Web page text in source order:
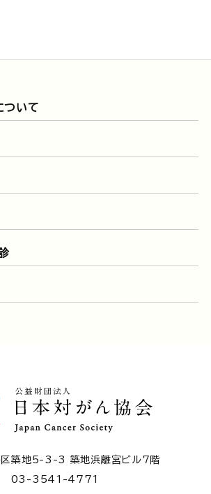
ついて
区築地5-3-3 築地浜離宮ビル7階
03-3541-4771